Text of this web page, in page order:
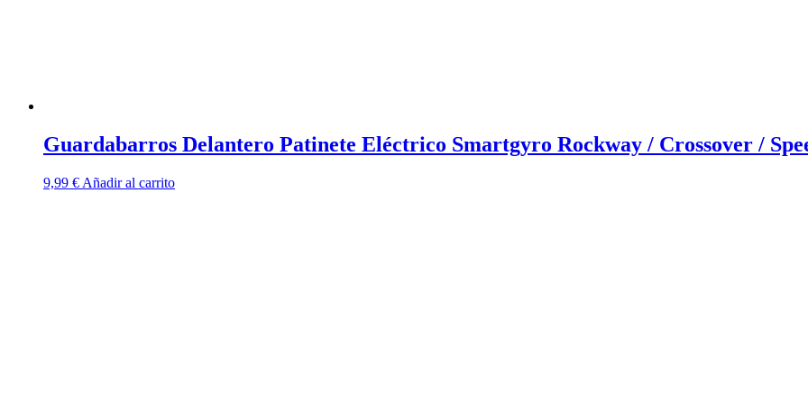
Guardabarros Delantero Patinete Eléctrico Smartgyro Rockway / Crossover /
9,99 € Añadir al carrito